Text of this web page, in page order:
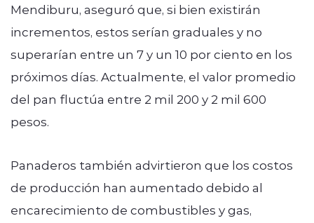
Mendiburu, aseguró que, si bien existirán
incrementos, estos serían graduales y no
superarían entre un 7 y un 10 por ciento en los
próximos días. Actualmente, el valor promedio
del pan fluctúa entre 2 mil 200 y 2 mil 600
pesos.
Panaderos también advirtieron que los costos
de producción han aumentado debido al
encarecimiento de combustibles y gas,